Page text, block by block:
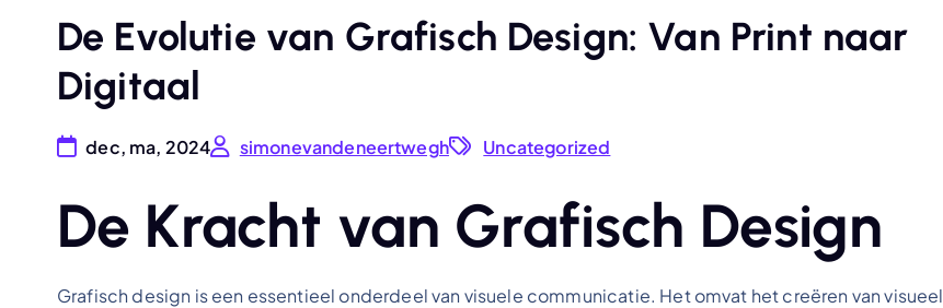
De Evolutie van Grafisch Design: Van Print naar
Digitaal
dec, ma, 2024 simonevandeneertwegh Uncategorized
De Kracht van Grafisch Design
Grafisch design is een essentieel onderdeel van visuele communicatie. Het omvat het creëren van visueel